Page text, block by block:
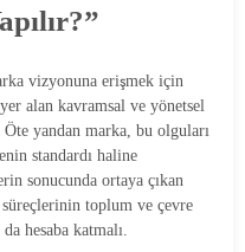
vizyonuna erişmek için
alan kavramsal ve yönetsel
yandan marka, bu olguları
standardı haline
sonucunda ortaya çıkan
toplum ve çevre
hesaba katmalı.